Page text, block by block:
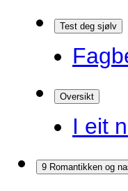
Test deg sjølv
Oversikt
I eit
9 Romantikken og